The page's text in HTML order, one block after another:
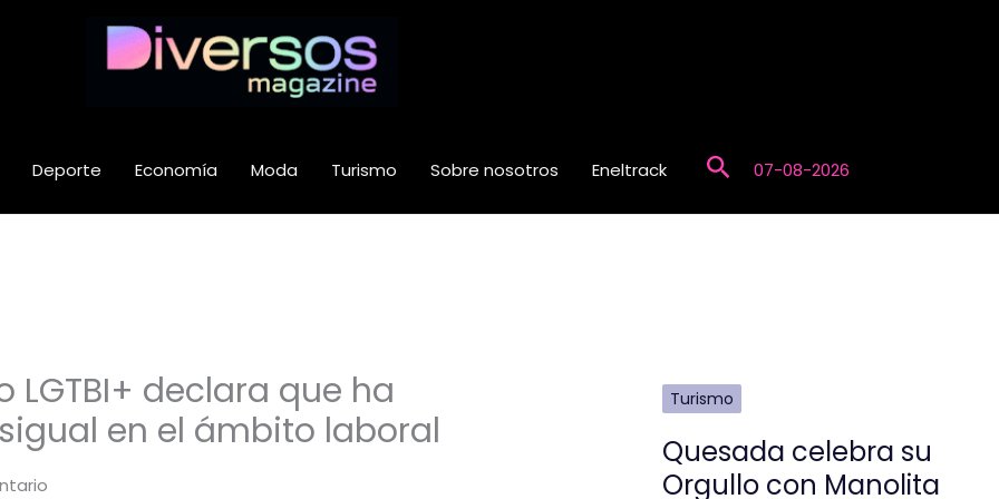
Deporte Economía Moda Turismo Sobre nosotros Eneltrack Buscar07-08-2026
LGTBI+ declara que ha
en el ámbito laboral
Turismo
Quesada celebra su
Orgullo con Manolita